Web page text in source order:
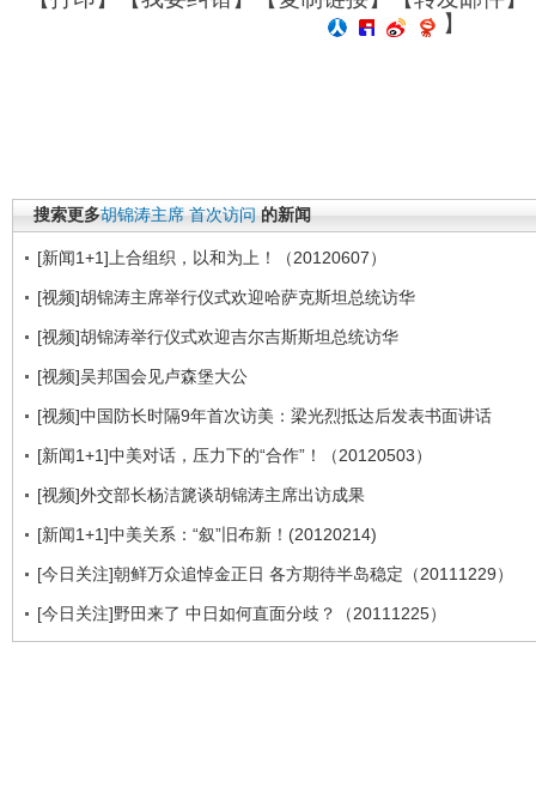
】
搜索更多胡锦涛主席 首次访问 的新闻
[新闻1+1]上合组织，以和为上！（20120607）
[视频]胡锦涛主席举行仪式欢迎哈萨克斯坦总统访华
[视频]胡锦涛举行仪式欢迎吉尔吉斯斯坦总统访华
[视频]吴邦国会见卢森堡大公
[视频]中国防长时隔9年首次访美：梁光烈抵达后发表书面讲话
[新闻1+1]中美对话，压力下的“合作”！（20120503）
[视频]外交部长杨洁篪谈胡锦涛主席出访成果
[新闻1+1]中美关系：“叙”旧布新！(20120214)
[今日关注]朝鲜万众追悼金正日 各方期待半岛稳定（20111229）
[今日关注]野田来了 中日如何直面分歧？（20111225）